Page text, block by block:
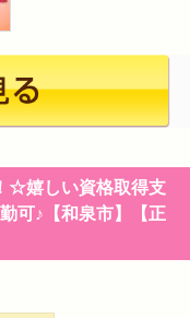
☆嬉しい資格取得支
可♪【和泉市】【正